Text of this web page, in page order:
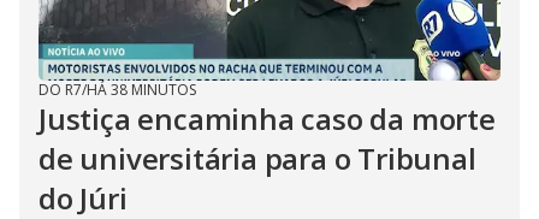
DO R7/HÁ 38 MINUTOS
Justiça encaminha caso da morte
de universitária para o Tribunal
do Júri